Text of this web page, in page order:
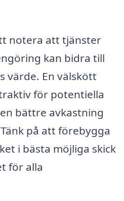
notera att tjänster
kan bidra till
värde. En välskött
för potentiella
bättre avkastning
på att förebygga
i bästa möjliga skick
för alla